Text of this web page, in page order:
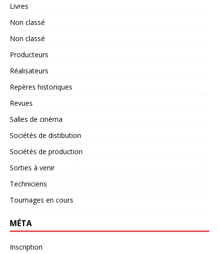
Livres
Non classé
Non classé
Producteurs
Réalisateurs
Repères historiques
Revues
Salles de cinéma
Sociétés de distibution
Sociétés de production
Sorties à venir
Techniciens
Tournages en cours
MÉTA
Inscription